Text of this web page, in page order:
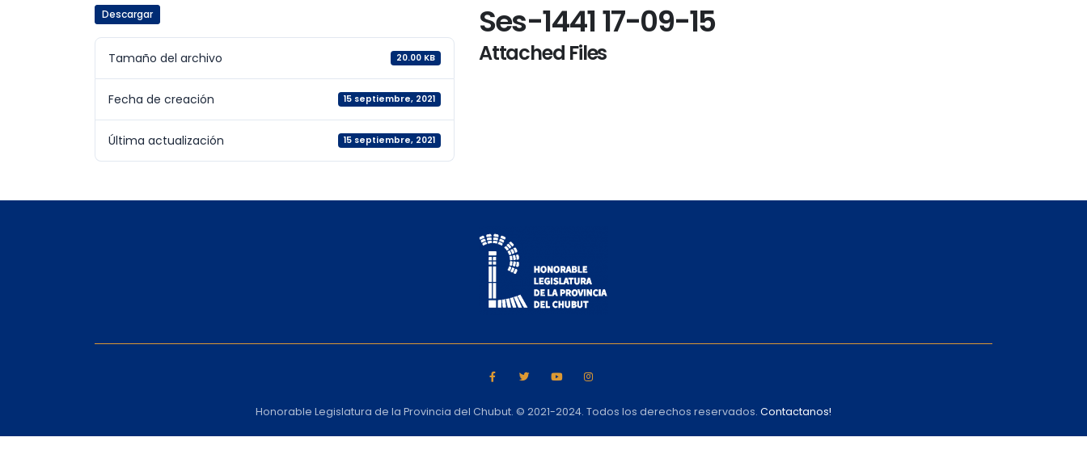
Descargar
Tamaño del archivo 20.00 KB
Fecha de creación 15 septiembre, 2021
Última actualización 15 septiembre, 2021
Ses-1441 17-09-15
Attached Files
Honorable Legislatura de la Provincia del Chubut. © 2021-2024. Todos los derechos reservados. Contactanos!